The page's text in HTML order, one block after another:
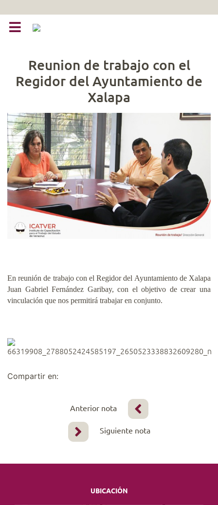
Reunion de trabajo con el
Regidor del Ayuntamiento de
Xalapa
En reunión de trabajo con el Regidor del Ayuntamiento de Xalapa
Juan Gabriel Fernández Garibay, con el objetivo de crear una
vinculación que nos permitirá trabajar en conjunto.
Compartir en:
Anterior nota
Siguiente nota
UBICACIÓN